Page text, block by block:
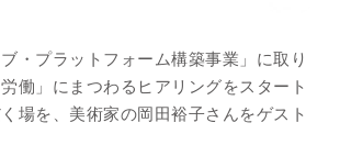
・プラットフォーム構築事業」に取り
働」にまつわるヒアリングをスタート
場を、美術家の岡田裕子さんをゲスト